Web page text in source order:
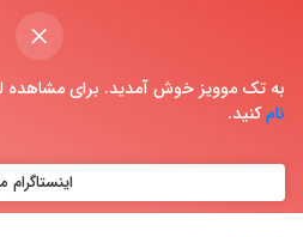
×
به تک موویز خوش آمدید. برای مشاهده
نامکنید.
اینستاگرام